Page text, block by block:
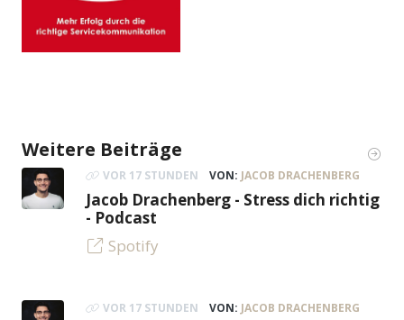
Weitere Beiträge
VOR 17 STUNDEN VON: JACOB DRACHENBERG
Jacob Drachenberg - Stress dich richtig
- Podcast
Spotify
VOR 17 STUNDEN VON: JACOB DRACHENBERG